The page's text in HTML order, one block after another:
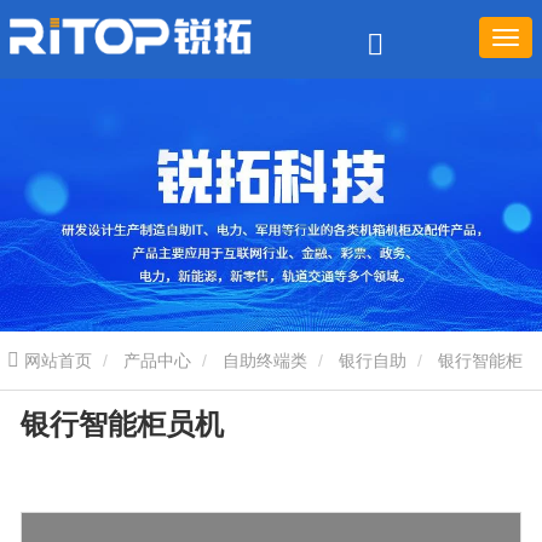
网站首页 产品中心 自助终端类 银行自助
员机
银行智能柜员机